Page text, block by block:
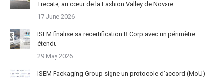
Trecate, au cœur de la Fashion Valley de Novare
17 June 2026
ISEM finalise sa recertification B Corp avec un périmètre
étendu
29 May 2026
ISEM Packaging Group signe un protocole d’accord (MoU)